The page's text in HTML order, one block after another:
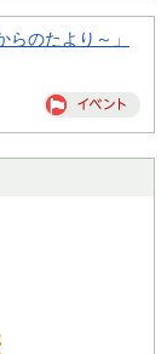
のたより～」